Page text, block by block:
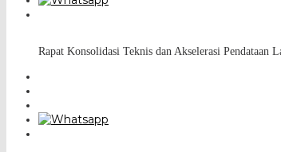
Rapat Konsolidasi Teknis dan Akselerasi Pendataan